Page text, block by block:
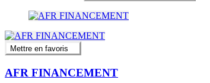
Mettre en favoris
AFR FINANCEMENT